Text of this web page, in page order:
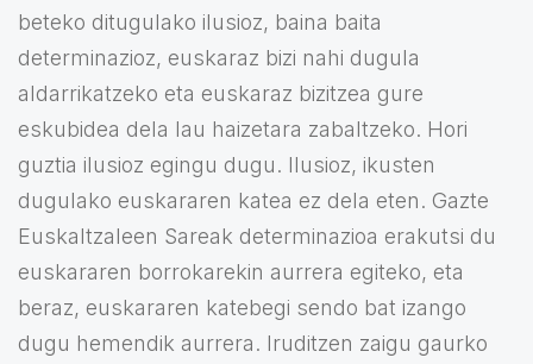
beteko ditugulako ilusioz, baina baita
determinazioz, euskaraz bizi nahi dugula
aldarrikatzeko eta euskaraz bizitzea gure
eskubidea dela lau haizetara zabaltzeko. Hori
guztia ilusioz egingu dugu. Ilusioz, ikusten
dugulako euskararen katea ez dela eten. Gazte
Euskaltzaleen Sareak determinazioa erakutsi du
euskararen borrokarekin aurrera egiteko, eta
beraz, euskararen katebegi sendo bat izango
dugu hemendik aurrera. Iruditzen zaigu gaurko